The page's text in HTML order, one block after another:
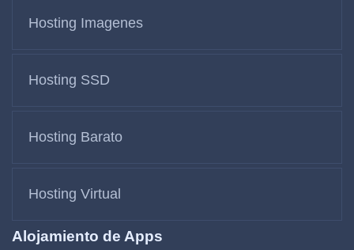
Hosting Imagenes
Hosting SSD
Hosting Barato
Hosting Virtual
Alojamiento de Apps